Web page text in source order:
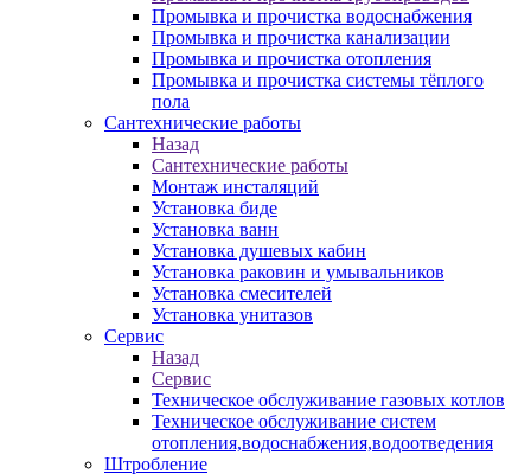
Промывка и прочистка водоснабжения
Промывка и прочистка канализации
Промывка и прочистка отопления
Промывка и прочистка системы тёплого
пола
Сантехнические работы
Назад
Сантехнические работы
Монтаж инсталяций
Установка биде
Установка ванн
Установка душевых кабин
Установка раковин и умывальников
Установка смесителей
Установка унитазов
Сервис
Назад
Сервис
Техническое обслуживание газовых котлов
Техническое обслуживание систем
отопления,водоснабжения,водоотведения
Штробление